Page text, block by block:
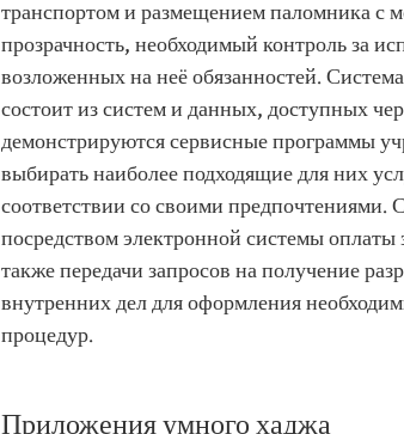
транспортом и размещением паломника с
прозрачность, необходимый контроль за
возложенных на неё обязанностей.
состоит из систем и данных, доступных
демонстрируются сервисные программы
выбирать наиболее подходящие для них
соответствии со своими предпочтениями.
посредством электронной системы
также передачи запросов на получение
внутренних дел для оформления
процедур.
Приложения умного хаджа